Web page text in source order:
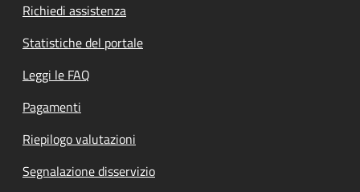
Richiedi assistenza
Statistiche del portale
Leggi le FAQ
Pagamenti
Riepilogo valutazioni
Segnalazione disservizio